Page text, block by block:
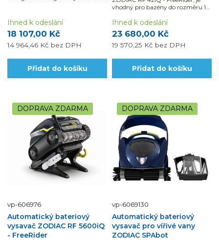
18 107,00 Kč
14 964,46 Kč bez DPH
Ihned k odeslání
Přidat do košíku
vhodný pro bazény do rozměru 10
23 680,00 Kč
19 570,25 Kč bez DPH
Ihned k odeslání
Přidat do košíku
DOPRAVA ZDARMA
vp-606976
Automatický bateriový
vysavač ZODIAC RF 5600iQ
- FreeRider
DOPRAVA ZDARMA
vp-6069130
Automatický bateriový
vysavač pro vířivé vany
ZODIAC SPAbot